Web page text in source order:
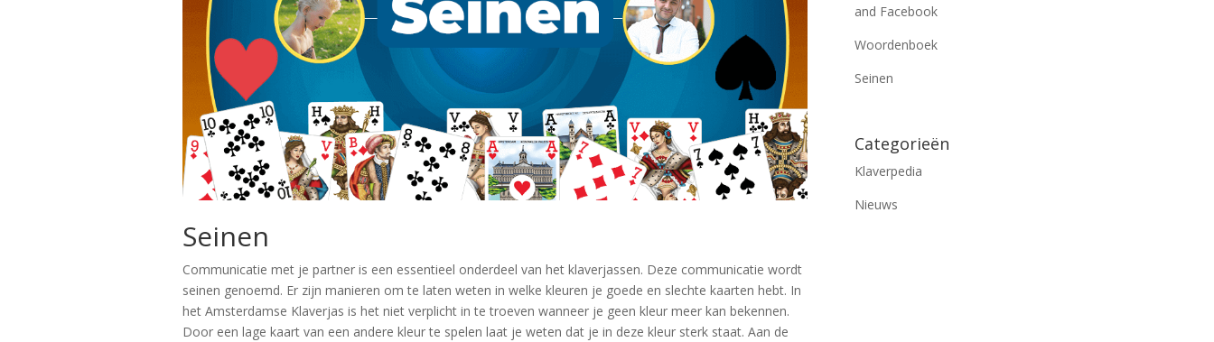
Seinen
Communicatie met je partner is een essentieel onderdeel van het klaverjassen. Deze communicatie wordt
seinen genoemd. Er zijn manieren om te laten weten in welke kleuren je goede en slechte kaarten hebt. In
het Amsterdamse Klaverjas is het niet verplicht in te troeven wanneer je geen kleur meer kan bekennen.
Door een lage kaart van een andere kleur te spelen laat je weten dat je in deze kleur sterk staat. Aan de
and Facebook
Woordenboek
Seinen
Categorieën
Klaverpedia
Nieuws